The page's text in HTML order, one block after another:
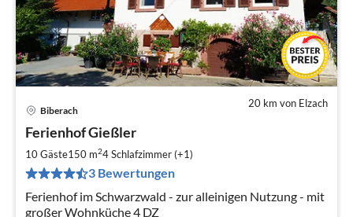
20 km von Elzach
Biberach
Ferienhof Gießler
10 Gäste150 m24Schlafzimmer (+1)
3 Bewertungen
Ferienhof im Schwarzwald - zur alleinigen Nutzung - mit
großer Wohnküche 4 DZ